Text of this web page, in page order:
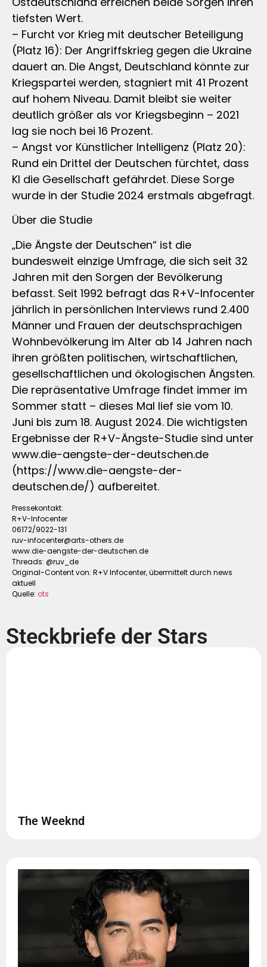
tiefsten Wert.
– Furcht vor Krieg mit deutscher Beteiligung
(Platz 16): Der Angriffskrieg gegen die Ukraine
dauert an. Die Angst, Deutschland könnte zur
Kriegspartei werden, stagniert mit 41 Prozent
auf hohem Niveau. Damit bleibt sie weiter
deutlich größer als vor Kriegsbeginn – 2021
lag sie noch bei 16 Prozent.
– Angst vor Künstlicher Intelligenz (Platz 20):
Rund ein Drittel der Deutschen fürchtet, dass
KI die Gesellschaft gefährdet. Diese Sorge
wurde in der Studie 2024 erstmals abgefragt.
Über die Studie
„Die Ängste der Deutschen“ ist die
bundesweit einzige Umfrage, die sich seit 32
Jahren mit den Sorgen der Bevölkerung
befasst. Seit 1992 befragt das R+V-Infocenter
jährlich in persönlichen Interviews rund 2.400
Männer und Frauen der deutschsprachigen
Wohnbevölkerung im Alter ab 14 Jahren nach
ihren größten politischen, wirtschaftlichen,
gesellschaftlichen und ökologischen Ängsten.
Die repräsentative Umfrage findet immer im
Sommer statt – dieses Mal lief sie vom 10.
Juni bis zum 18. August 2024. Die wichtigsten
Ergebnisse der R+V-Ängste-Studie sind unter
www.die-aengste-der-deutschen.de
(https://www.die-aengste-der-
deutschen.de/) aufbereitet.
Pressekontakt:
R+V-Infocenter
06172/9022-131
ruv-infocenter@arts-others.de
www.die-aengste-der-deutschen.de
Threads: @ruv_de
Original-Content von: R+V Infocenter, übermittelt durch news
aktuell
Quelle: ots
Steckbriefe der Stars
The Weeknd